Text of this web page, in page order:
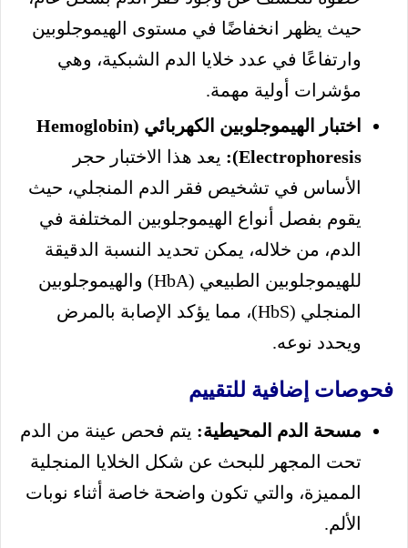
حيث يظهر انخفاضًا في مستوى الهيموجلوبين
وارتفاعًا في عدد خلايا الدم الشبكية، وهي
مؤشرات أولية مهمة.
اختبار الهيموجلوبين الكهربائي (Hemoglobin
Electrophoresis):
يعد هذا الاختبار حجر
الأساس في تشخيص فقر الدم المنجلي، حيث
يقوم بفصل أنواع الهيموجلوبين المختلفة في
الدم، من خلاله، يمكن تحديد النسبة الدقيقة
للهيموجلوبين الطبيعي (HbA) والهيموجلوبين
المنجلي (HbS)، مما يؤكد الإصابة بالمرض
ويحدد نوعه.
فحوصات إضافية للتقييم
مسحة الدم المحيطية: يتم فحص عينة من الدم
تحت المجهر للبحث عن شكل الخلايا المنجلية
المميزة، والتي تكون واضحة خاصة أثناء نوبات
الألم.